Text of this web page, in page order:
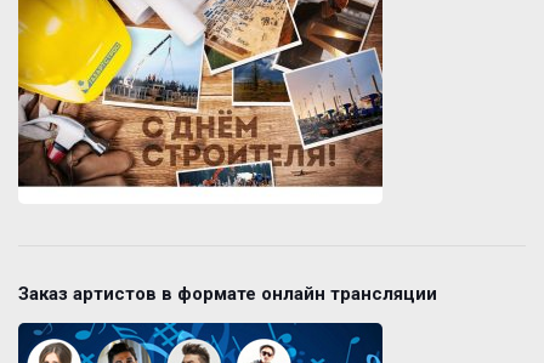
Заказ артистов в формате онлайн трансляции